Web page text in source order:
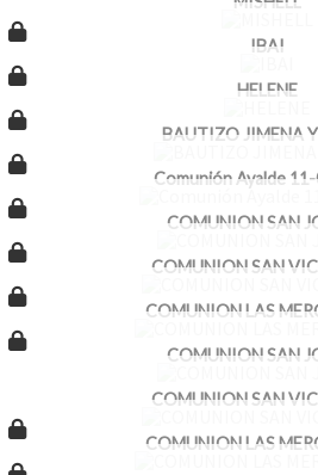
IBAI
HELENE
BAUTIZO JIMENA
Comunión Ayalde
COMUNION SAN
COMUNION SAN
COMUNION LAS
COMUNION SAN
COMUNION SAN
COMUNION LAS